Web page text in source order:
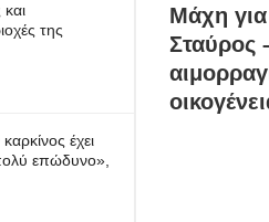
της
έχει
επώδυνο»,
Μάχη για
Σταύρος